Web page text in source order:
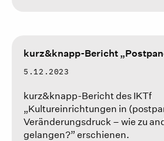
kurz&knapp-Bericht
5.12.2023
kurz&knapp-Bericht des IKTf
„Kultureinrichtungen in
Veränderungsdruck – wie zu
gelangen?” erschienen.